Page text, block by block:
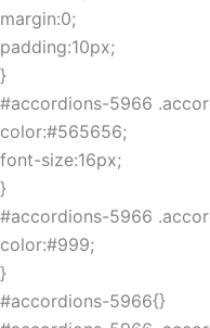
margin:0;
padding:10px;
}
#accordions-5966
color:#565656;
font-size:16px;
}
#accordions-5966
color:#999;
}
#accordions-5966{}